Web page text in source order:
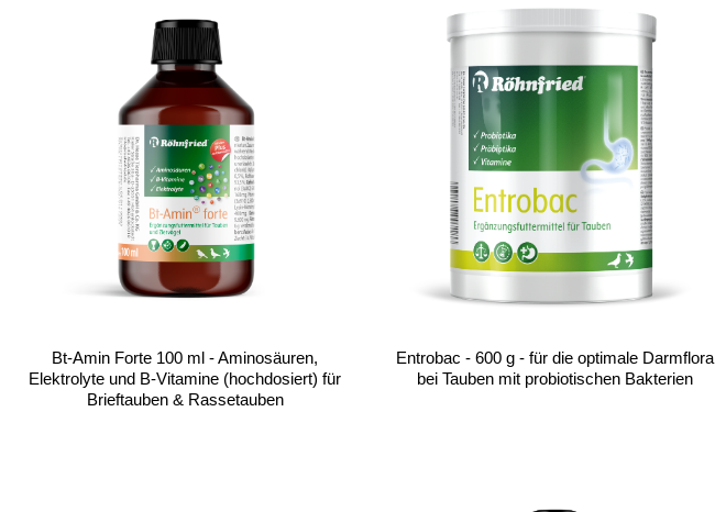
Bt-Amin Forte 100 ml - Aminosäuren,
Elektrolyte und B-Vitamine (hochdosiert) für
Brieftauben & Rassetauben
Entrobac - 600 g - für die optimale Darmflora
bei Tauben mit probiotischen Bakterien